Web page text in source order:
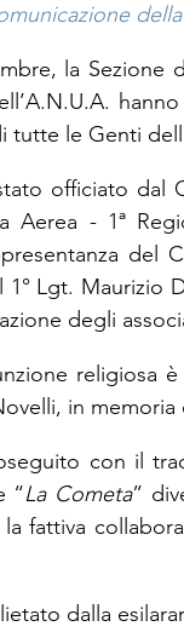
la Sezione
tutte le Genti
officiato dal
Aerea - 1ª
del
1° Lgt. Maurizio
degli
religiosa
in
con il
“La Cometa”
fattiva
dalla